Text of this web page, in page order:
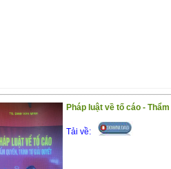
Pháp luật về tố cáo -
Tải về: